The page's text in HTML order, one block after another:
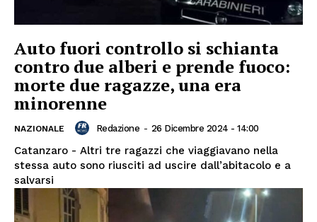
Auto fuori controllo si schianta
contro due alberi e prende fuoco:
morte due ragazze, una era
minorenne
NAZIONALE Redazione - 26 Dicembre 2024 - 14:00
Catanzaro - Altri tre ragazzi che viaggiavano nella
stessa auto sono riusciti ad uscire dall’abitacolo e a
salvarsi